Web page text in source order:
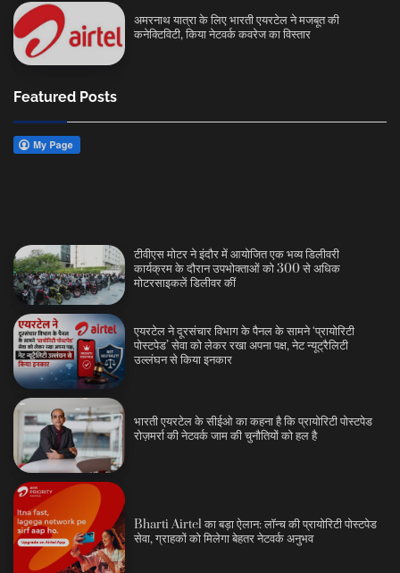
अमरनाथ यात्रा के लिए भारती एयरटेल ने मजबूत की
कनेक्टिविटी, किया नेटवर्क कवरेज का विस्तार
Featured Posts
टीवीएस मोटर ने इंदौर में आयोजित एक भव्य डिलीवरी
कार्यक्रम के दौरान उपभोक्ताओं को 300 से अधिक
मोटरसाइकलें डिलीवर कीं
एयरटेल ने दूरसंचार विभाग के पैनल के सामने ‘प्रायोरिटी
पोस्टपेड’ सेवा को लेकर रखा अपना पक्ष, नेट न्यूट्रैलिटी
उल्लंघन से किया इनकार
भारती एयरटेल के सीईओ का कहना है कि प्रायोरिटी पोस्टपेड
रोज़मर्रा की नेटवर्क जाम की चुनौतियों को हल है
Bharti Airtel का बड़ा ऐलान: लॉन्च की प्रायोरिटी पोस्टपेड
सेवा, ग्राहकों को मिलेगा बेहतर नेटवर्क अनुभव